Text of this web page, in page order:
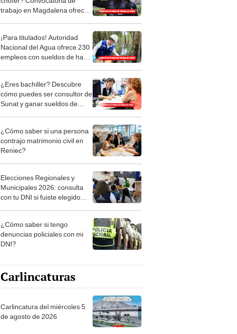
trabajo en Magdalena ofrece
¡Para titulados! Autoridad
Nacional del Agua ofrece 230
empleos con sueldos de hasta
¿Eres bachiller? Descubre
cómo puedes ser consultor de
Sunat y ganar sueldos de
¿Cómo saber si una persona
contrajo matrimonio civil en
Reniec?
Elecciones Regionales y
Municipales 2026: consulta
con tu DNI si fuiste elegido
la ONPE
¿Cómo saber si tengo
denuncias policiales con mi
DNI?
Carlincaturas
Carlincatura del miércoles 5
de agosto de 2026